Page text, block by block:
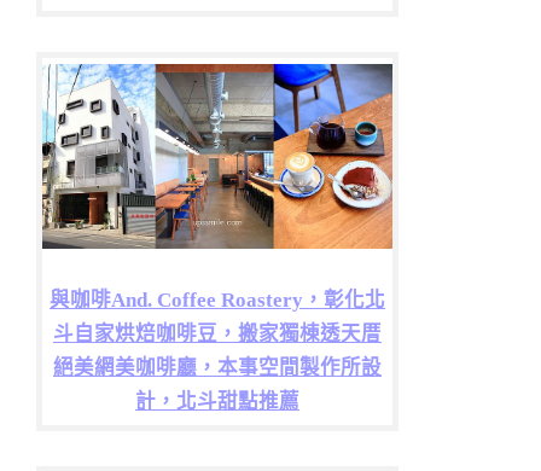
與咖啡And. Coffee Roastery，彰化北
斗自家烘焙咖啡豆，搬家獨棟透天厝
絕美網美咖啡廳，本事空間製作所設
計，北斗甜點推薦